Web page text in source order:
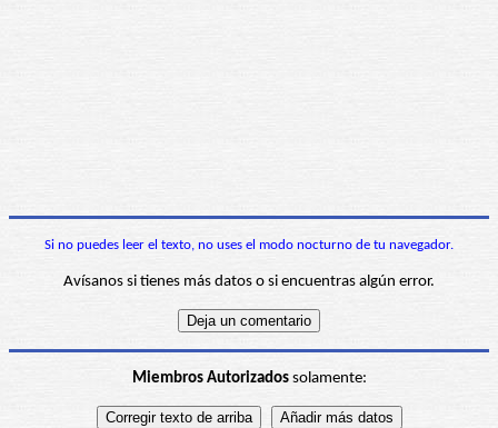
Si no puedes leer el texto, no uses el modo nocturno de tu navegador.
Avísanos si tienes más datos o si encuentras algún error.
Miembros Autorizadossolamente: